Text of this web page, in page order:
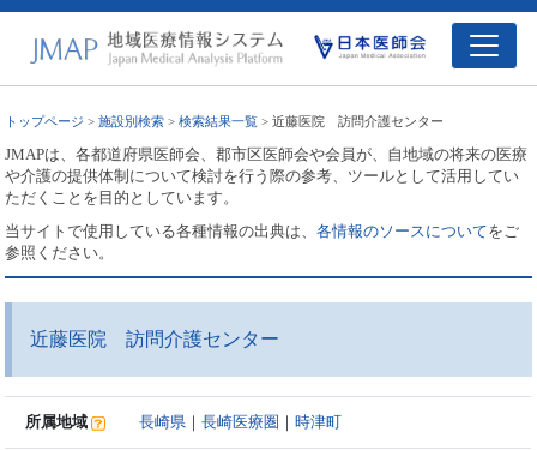
トップページ >施設別検索 >検索結果一覧 > 近藤医院 訪問介護センター
JMAPは、各都道府県医師会、郡市区医師会や会員が、自地域の将来の医療
や介護の提供体制について検討を行う際の参考、ツールとして活用してい
ただくことを目的としています。
当サイトで使用している各種情報の出典は、各情報のソースについてをご
参照ください。
近藤医院 訪問介護センター
所属地域 長崎県 ｜長崎医療圏 ｜時津町